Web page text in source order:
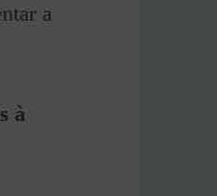
a
à